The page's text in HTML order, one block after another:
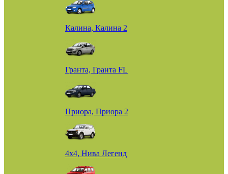
Калина, Калина 2
Гранта, Гранта FL
Приора, Приора 2
4х4, Нива Легенд